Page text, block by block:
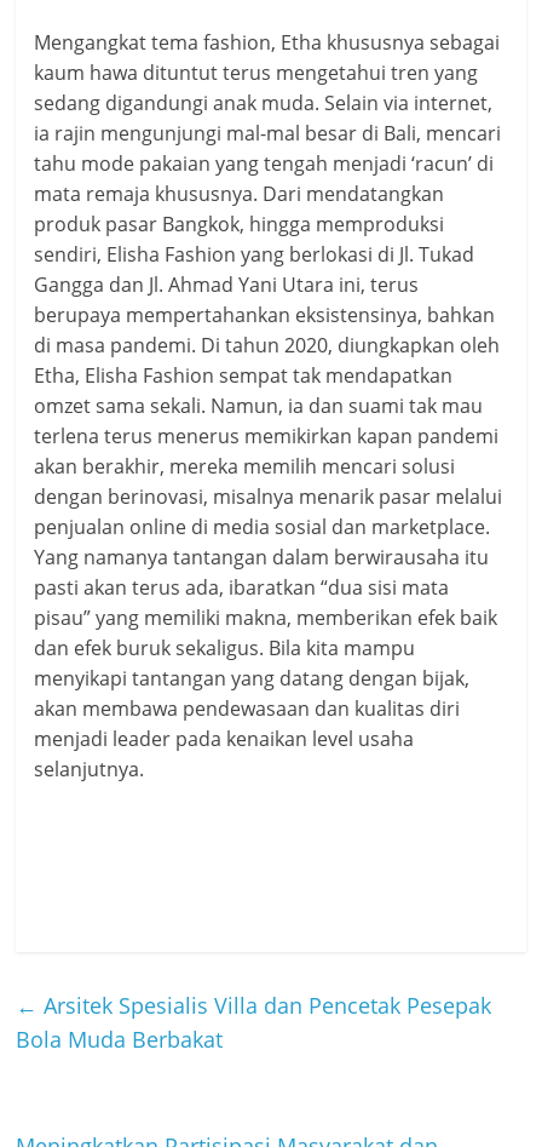
Mengangkat tema fashion, Etha khususnya sebagai
kaum hawa dituntut terus mengetahui tren yang
sedang digandungi anak muda. Selain via internet,
ia rajin mengunjungi mal-mal besar di Bali, mencari
tahu mode pakaian yang tengah menjadi ‘racun’ di
mata remaja khususnya. Dari mendatangkan
produk pasar Bangkok, hingga memproduksi
sendiri, Elisha Fashion yang berlokasi di Jl. Tukad
Gangga dan Jl. Ahmad Yani Utara ini, terus
berupaya mempertahankan eksistensinya, bahkan
di masa pandemi. Di tahun 2020, diungkapkan oleh
Etha, Elisha Fashion sempat tak mendapatkan
omzet sama sekali. Namun, ia dan suami tak mau
terlena terus menerus memikirkan kapan pandemi
akan berakhir, mereka memilih mencari solusi
dengan berinovasi, misalnya menarik pasar melalui
penjualan online di media sosial dan marketplace.
Yang namanya tantangan dalam berwirausaha itu
pasti akan terus ada, ibaratkan “dua sisi mata
pisau” yang memiliki makna, memberikan efek baik
dan efek buruk sekaligus. Bila kita mampu
menyikapi tantangan yang datang dengan bijak,
akan membawa pendewasaan dan kualitas diri
menjadi leader pada kenaikan level usaha
selanjutnya.
← Arsitek Spesialis Villa dan Pencetak Pesepak
Bola Muda Berbakat